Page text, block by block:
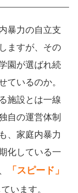
暴力の自立支
ますが、その
園が選ばれ続
ているのか。
施設とは一線
自の運営体制
、家庭内暴力
化している一
「スピード」
います。